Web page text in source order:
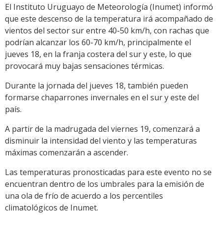
Link
El Instituto Uruguayo de Meteorología (Inumet) informó
que este descenso de la temperatura irá acompañado de
vientos del sector sur entre 40-50 km/h, con rachas que
podrían alcanzar los 60-70 km/h, principalmente el
jueves 18, en la franja costera del sur y este, lo que
provocará muy bajas sensaciones térmicas.
Durante la jornada del jueves 18, también pueden
formarse chaparrones invernales en el sur y este del
país.
A partir de la madrugada del viernes 19, comenzará a
disminuir la intensidad del viento y las temperaturas
máximas comenzarán a ascender.
Las temperaturas pronosticadas para este evento no se
encuentran dentro de los umbrales para la emisión de
una ola de frío de acuerdo a los percentiles
climatológicos de Inumet.